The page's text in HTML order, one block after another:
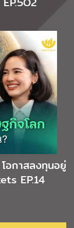
อกาสลงทุนอยู่
EP.14